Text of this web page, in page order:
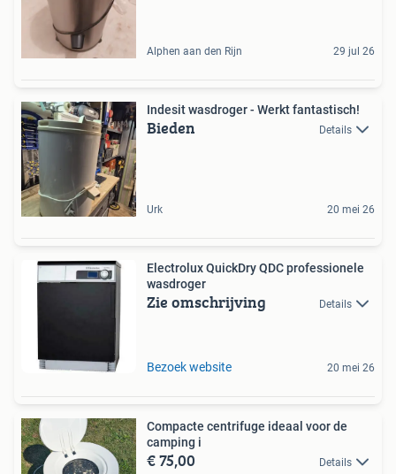
Alphen aan den Rijn 29 jul 26
Indesit wasdroger - Werkt fantastisch!
Bieden Details
Urk 20 mei 26
Electrolux QuickDry QDC professionele
wasdroger
Zie omschrijving Details
Bezoek website 20 mei 26
Compacte centrifuge ideaal voor de
camping i
€ 75,00 Details